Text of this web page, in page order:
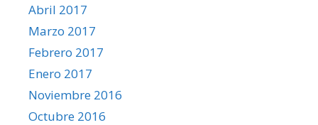
Abril 2017
Marzo 2017
Febrero 2017
Enero 2017
Noviembre 2016
Octubre 2016